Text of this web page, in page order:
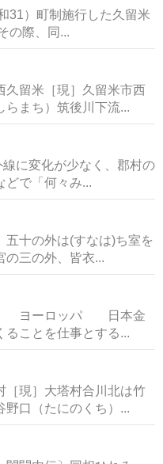
31）町制施行した久留米
の際、同...
久留米［現］久留米市西
らまち）筑後川下流...
に変化が少なく、郡村の
どで「何々み...
十の外は(すなは)ち室を
の三の外、皆衣...
ヨーロッパ 日本金
ることを仕事とする...
［現］大塔村合川北は竹
野口（たにのくち）...